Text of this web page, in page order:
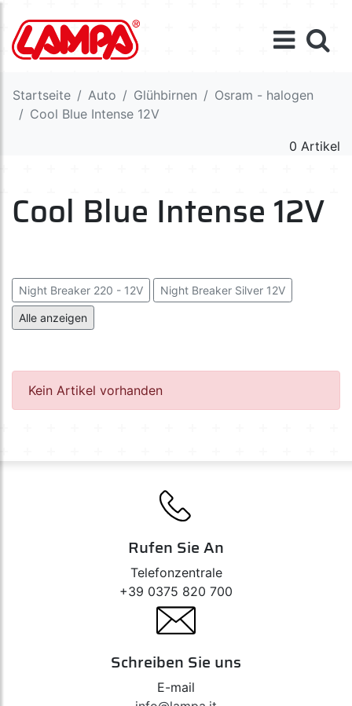
Startseite Auto Glühbirnen
Osram - halogen
Cool Blue Intense 12V
0 Artikel
Cool Blue Intense 12V
Night Breaker 220 - 12V Night Breaker Silver 12V
Night Breaker Laser 12V
Diadem 12V Ultra Life 12V Silverstar 12V
Original Line 12V
Night Breaker Unlimited 12V
Alle anzeigen
Kein Artikel vorhanden
Rufen Sie An
Telefonzentrale
+39 0375 820 700
Schreiben Sie uns
E-mail